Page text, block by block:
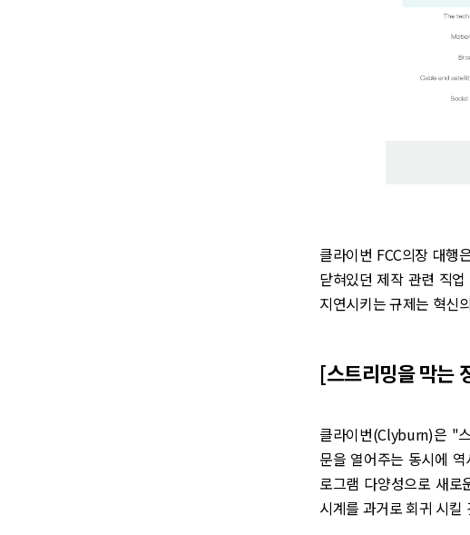
클라이번 FCC의장 대행
닫혀있던 제작 관련 직
지연시키는 규제는 혁신
[스트리밍을 막는
클라이번(Clyburn)은 "
문을 열어주는 동시에
로그램 다양성으로 새로
시계를 과거로 회귀 시킬